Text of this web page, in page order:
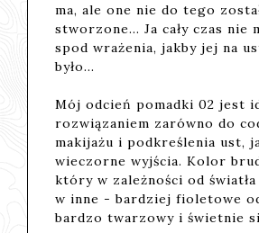
ma, ale one nie do tego
stworzone... Ja cały czas nie
spod wrażenia, jakby jej na
było...
Mój odcień pomadki 02 jest
rozwiązaniem zarówno do
makijażu i podkreślenia ust,
wieczorne wyjścia. Kolor
który w zależności od
w inne - bardziej fioletowe
bardzo twarzowy i świetnie